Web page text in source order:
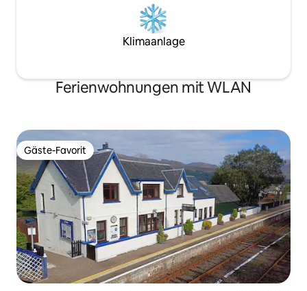
Klimaanlage
Ferienwohnungen mit WLAN
Gäste-Favorit
Gäste-Favorit